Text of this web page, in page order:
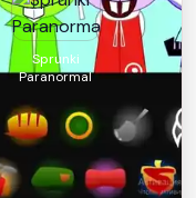
Sprunki
Paranormal